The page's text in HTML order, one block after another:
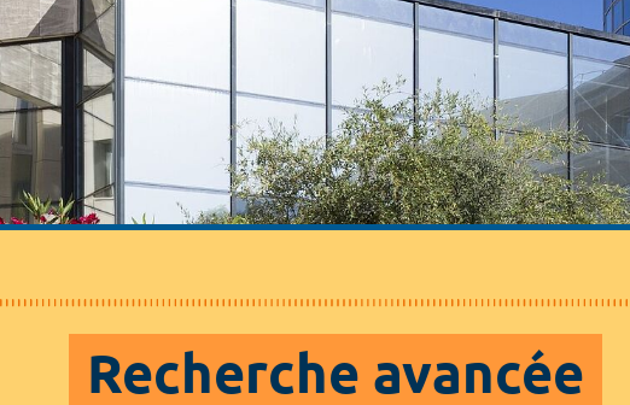
Recherche avancée